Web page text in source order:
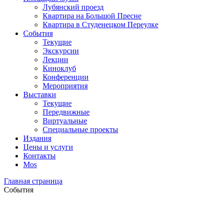
Лубянский проезд
Квартира на Большой Пресне
Квартира в Студенецком Переулке
События
Текущие
Экскурсии
Лекции
Киноклуб
Конференции
Мероприятия
Выставки
Текущие
Передвижные
Виртуальные
Специальные проекты
Издания
Цены и услуги
Контакты
Mos
Главная страница
События